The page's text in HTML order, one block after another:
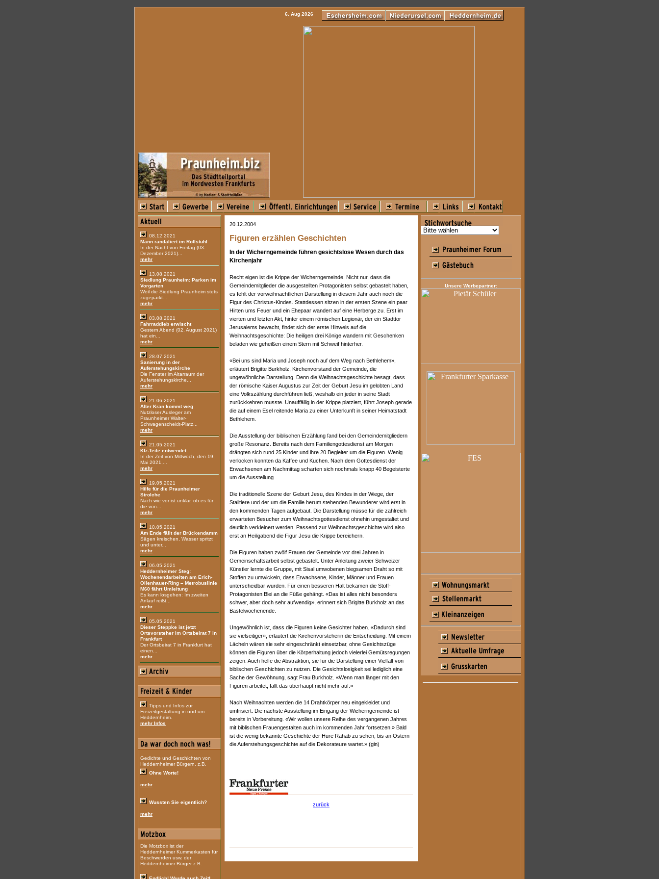
6. Aug 2026
08.12.2021
Mann randaliert im Rollstuhl
In der Nacht von Freitag (03.
Dezember 2021)...
mehr
13.08.2021
Siedlung Praunheim: Parken im
Vorgarten
Weil die Siedlung Praunheim stets
zugeparkt...
mehr
03.08.2021
Fahrraddieb erwischt
Gestern Abend (02. August 2021)
hat ein...
mehr
28.07.2021
Sanierung in der
Auferstehungskirche
Die Fenster im Altarraum der
Auferstehungskirche...
mehr
21.06.2021
Alter Kran kommt weg
Nutzloser Ausleger am
Praunheimer Walter-
Schwagenscheidt-Platz...
mehr
21.05.2021
Kfz-Teile entwendet
In der Zeit von Mittwoch, den 19.
Mai 2021,...
mehr
19.05.2021
Hilfe für die Praunheimer
Strolche
Nach wie vor ist unklar, ob es für
die von...
mehr
10.05.2021
Am Ende fällt der Brückendamm
Sägen kreischen, Wasser spritzt
und unter...
mehr
06.05.2021
Heddernheimer Steg:
Wochenendarbeiten am Erich-
Ollenhauer-Ring – Metrobuslinie
M60 fährt Umleitung
Es kann losgehen: Im zweiten
Anlauf reißt...
mehr
05.05.2021
Dieser Steppke ist jetzt
Ortsvorsteher im Ortsbeirat 7 in
Frankfurt
Der Ortsbeirat 7 in Frankfurt hat
einen...
mehr
Tipps und Infos zur
Freizeitgestaltung in und um
Heddernheim.
mehr Infos
Gedichte und Geschichten von
Heddernheimer Bürgern. z.B.
Ohne Worte!
mehr
Wussten Sie eigentlich?
mehr
Die Motzbox ist der
Heddernheimer Kummerkasten für
Beschwerden usw. der
Heddernheimer Bürger z.B.
20.12.2004
Figuren erzählen Geschichten
In der Wicherngemeinde führen gesichtslose Wesen durch das
Kirchenjahr
Recht eigen ist die Krippe der Wicherngemeinde. Nicht nur, dass die
Gemeindemitglieder die ausgestellten Protagonisten selbst gebastelt haben,
es fehlt der vorweihnachtlichen Darstellung in diesem Jahr auch noch die
Figur des Christus-Kindes. Stattdessen sitzen in der ersten Szene ein paar
Hirten ums Feuer und ein Ehepaar wandert auf eine Herberge zu. Erst im
vierten und letzten Akt, hinter einem römischen Legionär, der ein Stadttor
Jerusalems bewacht, findet sich der erste Hinweis auf die
Weihnachtsgeschichte: Die heiligen drei Könige wandern mit Geschenken
beladen wie geheißen einem Stern mit Schweif hinterher.
«Bei uns sind Maria und Joseph noch auf dem Weg nach Bethlehem»,
erläutert Brigitte Burkholz, Kirchenvorstand der Gemeinde, die
ungewöhnliche Darstellung. Denn die Weihnachtsgeschichte besagt, dass
der römische Kaiser Augustus zur Zeit der Geburt Jesu im gelobten Land
eine Volkszählung durchführen ließ, weshalb ein jeder in seine Stadt
zurückkehren musste. Unauffällig in der Krippe platziert, führt Joseph gerade
die auf einem Esel reitende Maria zu einer Unterkunft in seiner Heimatstadt
Bethlehem.
Die Ausstellung der biblischen Erzählung fand bei den Gemeindemitgliedern
große Resonanz. Bereits nach dem Familiengottesdienst am Morgen
drängten sich rund 25 Kinder und ihre 20 Begleiter um die Figuren. Wenig
verlocken konnten da Kaffee und Kuchen. Nach dem Gottesdienst der
Erwachsenen am Nachmittag scharten sich nochmals knapp 40 Begeisterte
um die Ausstellung.
Die traditionelle Szene der Geburt Jesu, des Kindes in der Wiege, der
Stalltiere und der um die Familie herum stehenden Bewunderer wird erst in
den kommenden Tagen aufgebaut. Die Darstellung müsse für die zahlreich
erwarteten Besucher zum Weihnachtsgottesdienst ohnehin umgestaltet und
deutlich verkleinert werden. Passend zur Weihnachtsgeschichte wird also
erst an Heiligabend die Figur Jesu die Krippe bereichern.
Die Figuren haben zwölf Frauen der Gemeinde vor drei Jahren in
Gemeinschaftsarbeit selbst gebastelt. Unter Anleitung zweier Schweizer
Künstler lernte die Gruppe, mit Sisal umwobenen biegsamen Draht so mit
Stoffen zu umwickeln, dass Erwachsene, Kinder, Männer und Frauen
unterscheidbar wurden. Für einen besseren Halt bekamen die Stoff-
Protagonisten Blei an die Füße gehängt. «Das ist alles nicht besonders
schwer, aber doch sehr aufwendig», erinnert sich Brigitte Burkholz an das
Bastelwochenende.
Ungewöhnlich ist, dass die Figuren keine Gesichter haben. «Dadurch sind
sie vielseitiger», erläutert die Kirchenvorsteherin die Entscheidung. Mit einem
Lächeln wären sie sehr eingeschränkt einsetzbar, ohne Gesichtszüge
können die Figuren über die Körperhaltung jedoch vielerlei Gemütsregungen
zeigen. Auch helfe die Abstraktion, sie für die Darstellung einer Vielfalt von
biblischen Geschichten zu nutzen. Die Gesichtslosigkeit sei lediglich eine
Sache der Gewöhnung, sagt Frau Burkholz. «Wenn man länger mit den
Figuren arbeitet, fällt das überhaupt nicht mehr auf.»
Nach Weihnachten werden die 14 Drahtkörper neu eingekleidet und
umfrisiert. Die nächste Ausstellung im Eingang der Wicherngemeinde ist
bereits in Vorbereitung. «Wir wollen unsere Reihe des vergangenen Jahres
mit biblischen Frauengestalten auch im kommenden Jahr fortsetzen.» Bald
ist die wenig bekannte Geschichte der Hure Rahab zu sehen, bis an Ostern
die Auferstehungsgeschichte auf die Dekorateure wartet.» (gin)
zurück
Unsere Werbepartner: